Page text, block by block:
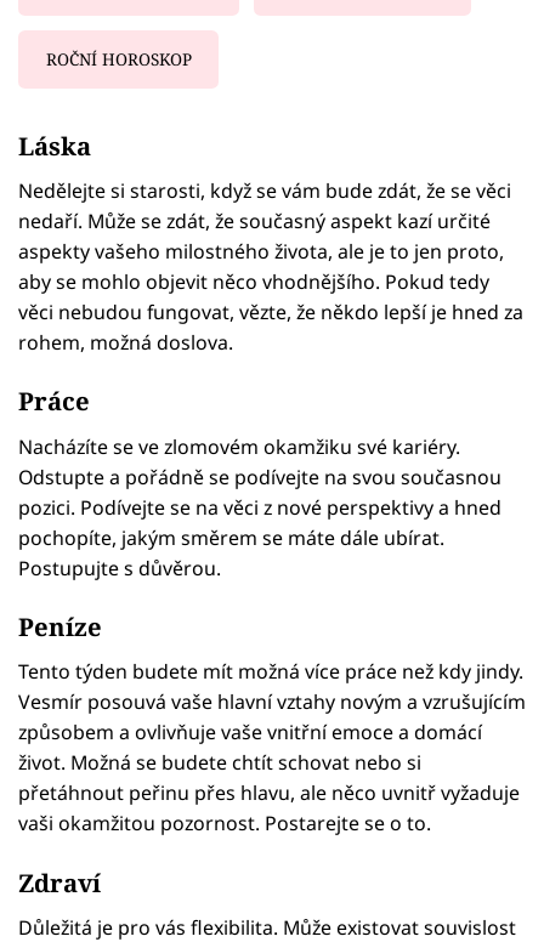
ROČNÍ HOROSKOP
Láska
Nedělejte si starosti, když se vám bude zdát, že se věci
nedaří. Může se zdát, že současný aspekt kazí určité
aspekty vašeho milostného života, ale je to jen proto,
aby se mohlo objevit něco vhodnějšího. Pokud tedy
věci nebudou fungovat, vězte, že někdo lepší je hned za
rohem, možná doslova.
Práce
Nacházíte se ve zlomovém okamžiku své kariéry.
Odstupte a pořádně se podívejte na svou současnou
pozici. Podívejte se na věci z nové perspektivy a hned
pochopíte, jakým směrem se máte dále ubírat.
Postupujte s důvěrou.
Peníze
Tento týden budete mít možná více práce než kdy jindy.
Vesmír posouvá vaše hlavní vztahy novým a vzrušujícím
způsobem a ovlivňuje vaše vnitřní emoce a domácí
život. Možná se budete chtít schovat nebo si
přetáhnout peřinu přes hlavu, ale něco uvnitř vyžaduje
vaši okamžitou pozornost. Postarejte se o to.
Zdraví
Důležitá je pro vás flexibilita. Může existovat souvislost